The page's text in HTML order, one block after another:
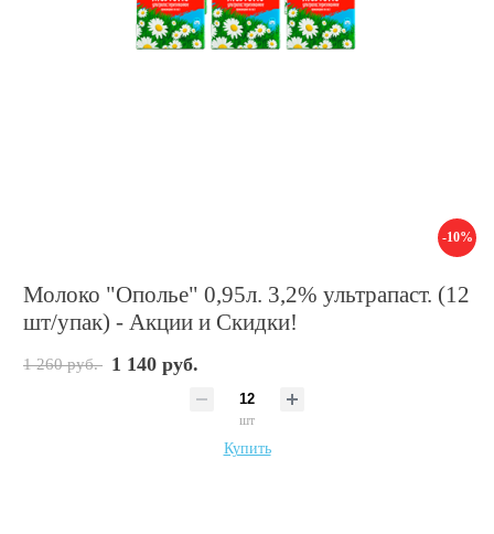
-10%
Молоко "Ополье" 0,95л. 3,2% ультрапаст. (12
шт/упак) - Акции и Скидки!
1 260 руб. 1 140 руб.
шт
Купить